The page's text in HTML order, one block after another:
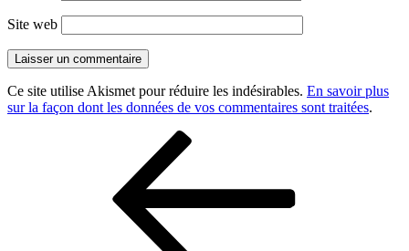
Site web
Ce site utilise Akismet pour réduire les indésirables. En savoir plus
sur la façon dont les données de vos commentaires sont traitées.